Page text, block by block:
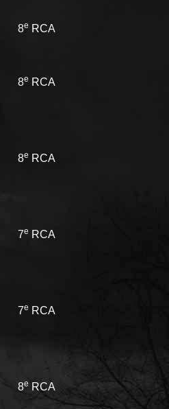
8e RCA
8e RCA
8e RCA
7e RCA
7e RCA
8e RCA